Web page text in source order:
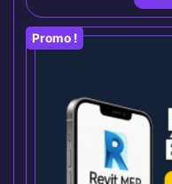
Promo !